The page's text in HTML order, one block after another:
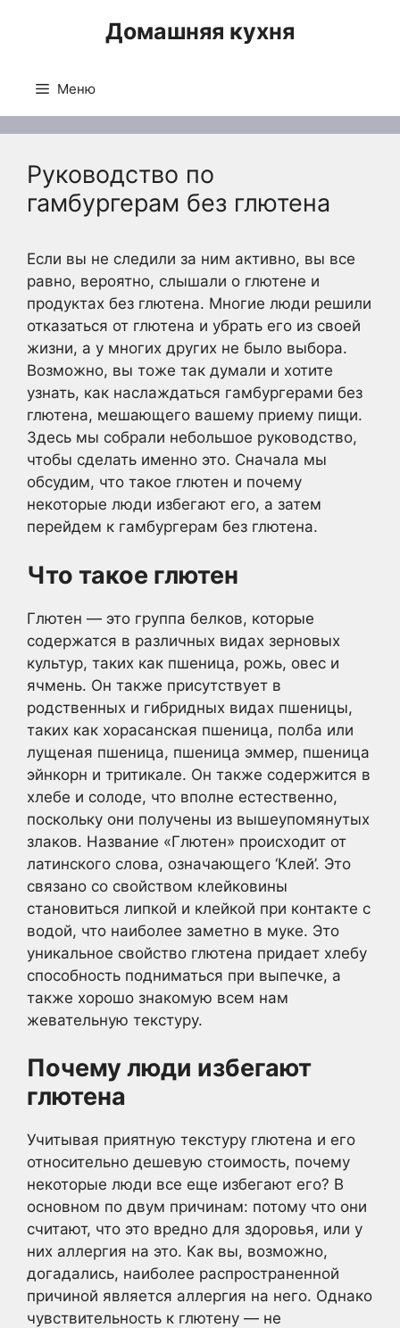
Домашняя кухня
Меню
Руководство по
гамбургерам без глютена
Если вы не следили за ним активно, вы все
равно, вероятно, слышали о глютене и
продуктах без глютена. Многие люди решили
отказаться от глютена и убрать его из своей
жизни, а у многих других не было выбора.
Возможно, вы тоже так думали и хотите
узнать, как наслаждаться гамбургерами без
глютена, мешающего вашему приему пищи.
Здесь мы собрали небольшое руководство,
чтобы сделать именно это. Сначала мы
обсудим, что такое глютен и почему
некоторые люди избегают его, а затем
перейдем к гамбургерам без глютена.
Что такое глютен
Глютен — это группа белков, которые
содержатся в различных видах зерновых
культур, таких как пшеница, рожь, овес и
ячмень. Он также присутствует в
родственных и гибридных видах пшеницы,
таких как хорасанская пшеница, полба или
лущеная пшеница, пшеница эммер, пшеница
эйнкорн и тритикале. Он также содержится в
хлебе и солоде, что вполне естественно,
поскольку они получены из вышеупомянутых
злаков. Название «Глютен» происходит от
латинского слова, означающего ‘Клей’. Это
связано со свойством клейковины
становиться липкой и клейкой при контакте с
водой, что наиболее заметно в муке. Это
уникальное свойство глютена придает хлебу
способность подниматься при выпечке, а
также хорошо знакомую всем нам
жевательную текстуру.
Почему люди избегают
глютена
Учитывая приятную текстуру глютена и его
относительно дешевую стоимость, почему
некоторые люди все еще избегают его? В
основном по двум причинам: потому что они
считают, что это вредно для здоровья, или у
них аллергия на это. Как вы, возможно,
догадались, наиболее распространенной
причиной является аллергия на него. Однако
чувствительность к глютену — не